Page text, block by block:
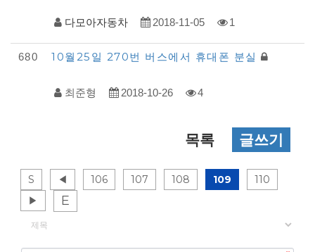
다모아자동차 2018-11-05 1
680 10월25일 270번 버스에서 휴대폰 분실
최준형 2018-10-26 4
목록 글쓰기
S ◀ 106 107 108 109
110
▶
E